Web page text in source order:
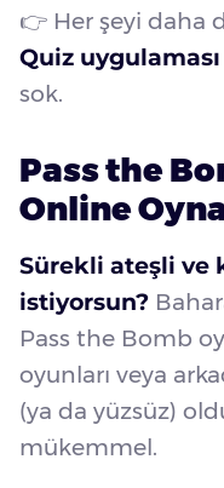
👉 Her şeyi daha
Quiz uygulaması
sok.
Pass the
Online
Sürekli ateşli ve
istiyorsun?
Pass the Bomb
oyunları veya
(ya da yüzsüz)
mükemmel.